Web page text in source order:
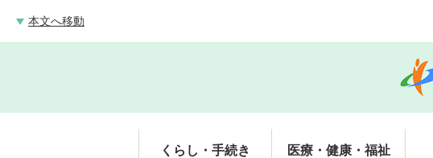
本文へ移動
くらし・手続き 医療・健康・福祉